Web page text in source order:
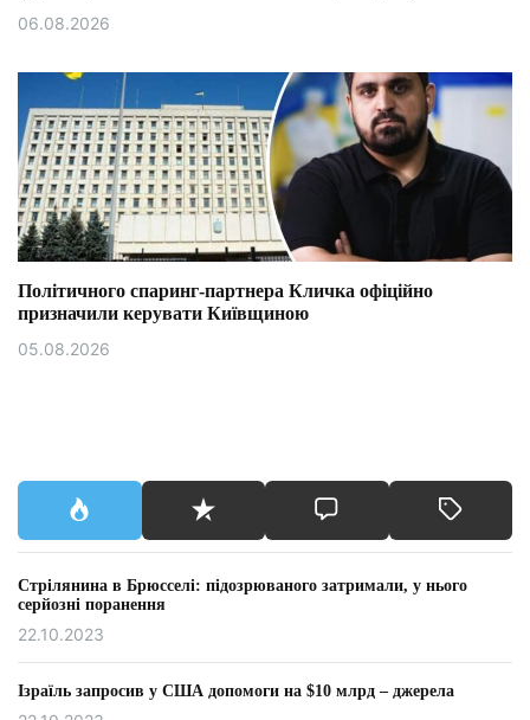
06.08.2026
Політичного спаринг-партнера Кличка офіційно
призначили керувати Київщиною
05.08.2026
Стрілянина в Брюсселі: підозрюваного затримали, у нього
серйозні поранення
22.10.2023
Ізраїль запросив у США допомоги на $10 млрд – джерела